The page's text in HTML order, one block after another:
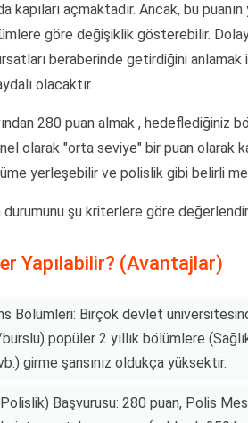
kapıları açmaktadır. Ancak, bu
göre değişiklik gösterebilir.
beraberinde getirdiğini
olacaktır.
280 puan almak , hedeflediğiniz
olarak "orta seviye" bir puan olarak
yerleşebilir ve polislik gibi belirli
durumunu şu kriterlere göre
Yapılabilir? (Avantajlar)
Bölümleri: Birçok devlet
popüler 2 yıllık bölümlere
girme şansınız oldukça yüksektir.
Başvurusu: 280 puan, Polis